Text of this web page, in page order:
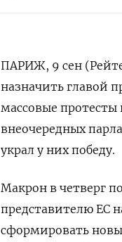
ПАРИЖ, 9 сен
назначить главой
массовые протесты
внеочередных
украл у них победу.
Макрон в четверг
представителю ЕС
сформировать